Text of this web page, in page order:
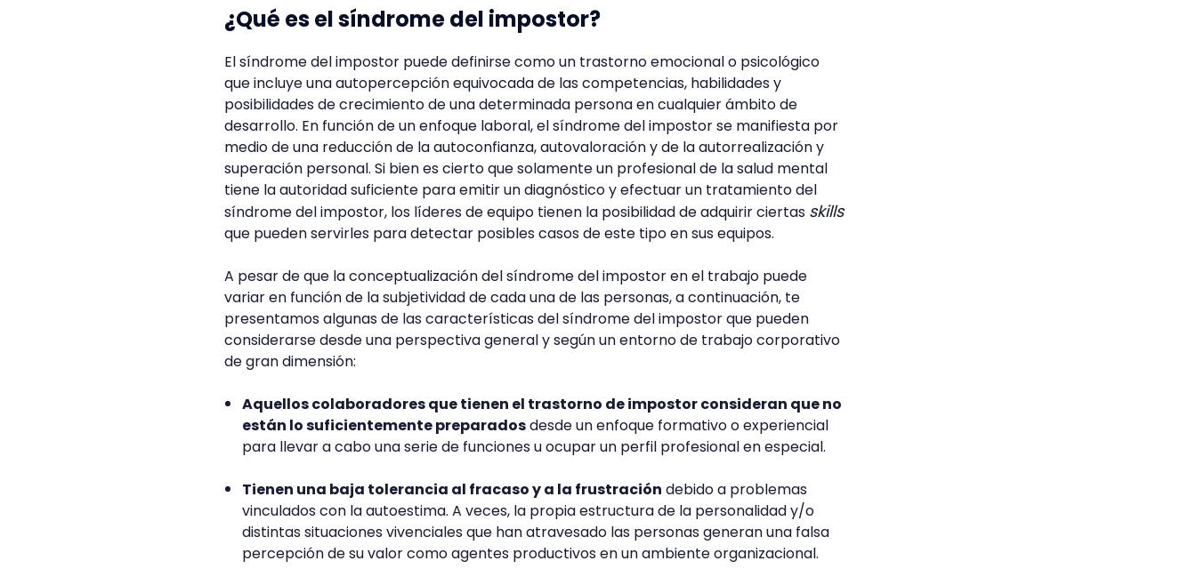
¿Qué es el síndrome del impostor?
El síndrome del impostor puede definirse como un trastorno emocional o psicológico
que incluye una autopercepción equivocada de las competencias, habilidades y
posibilidades de crecimiento de una determinada persona en cualquier ámbito de
desarrollo. En función de un enfoque laboral, el síndrome del impostor se manifiesta por
medio de una reducción de la autoconfianza, autovaloración y de la autorrealización y
superación personal. Si bien es cierto que solamente un profesional de la salud mental
tiene la autoridad suficiente para emitir un diagnóstico y efectuar un tratamiento del
síndrome del impostor, los líderes de equipo tienen la posibilidad de adquirir ciertas skills
que pueden servirles para detectar posibles casos de este tipo en sus equipos.
A pesar de que la conceptualización del síndrome del impostor en el trabajo puede
variar en función de la subjetividad de cada una de las personas, a continuación, te
presentamos algunas de las características del síndrome del impostor que pueden
considerarse desde una perspectiva general y según un entorno de trabajo corporativo
de gran dimensión:
Aquellos colaboradores que tienen el trastorno de impostor consideran que no
están lo suficientemente preparadosdesde un enfoque formativo o experiencial
para llevar a cabo una serie de funciones u ocupar un perfil profesional en especial.
Tienen una baja tolerancia al fracaso y a la frustración debido a problemas
vinculados con la autoestima. A veces, la propia estructura de la personalidad y/o
distintas situaciones vivenciales que han atravesado las personas generan una falsa
percepción de su valor como agentes productivos en un ambiente organizacional.